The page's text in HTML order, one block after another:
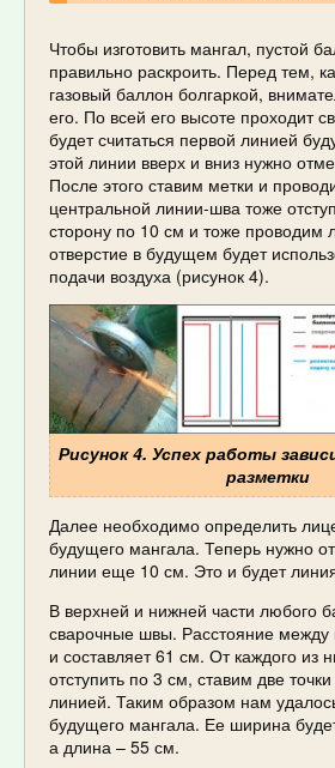
Чтобы изготовить мангал, пустой
правильно раскроить. Перед тем,
газовый баллон болгаркой,
его. По всей его высоте проходит
будет считаться первой линией
этой линии вверх и вниз нужно
После этого ставим метки и
центральной линии-шва тоже
сторону по 10 см и тоже
отверстие в будущем будет
подачи воздуха (рисунок 4).
Рисунок 4. Успех работы
разметки
Далее необходимо определить
будущего мангала. Теперь нужно
линии еще 10 см. Это и будет
В верхней и нижней части любого
сварочные швы. Расстояние между
и составляет 61 см. От каждого из
отступить по 3 см, ставим две
линией. Таким образом нам
будущего мангала. Ее ширина
а длина – 55 см.